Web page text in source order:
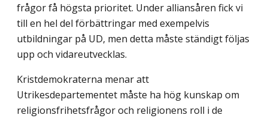
frågor få högsta prioritet. Under alliansåren fick vi
till en hel del förbättringar med exempelvis
utbildningar på UD, men detta måste ständigt följas
upp och vidareutvecklas.
Kristdemokraterna menar att
Utrikesdepartementet måste ha hög kunskap om
reli­gionsfrihetsfrågor och religionens roll i de